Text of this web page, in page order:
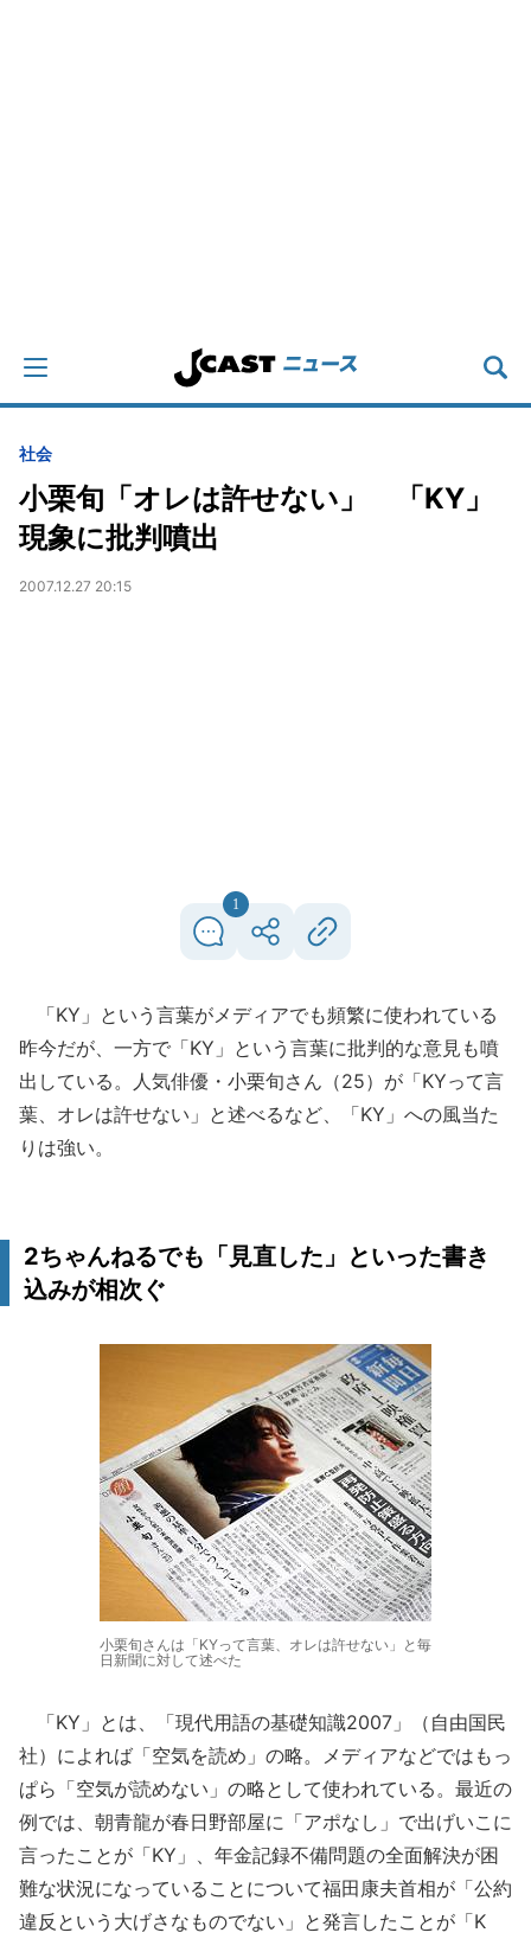
社会
小栗旬「オレは許せない」 「KY」
現象に批判噴出
2007.12.27 20:15
1
「KY」という言葉がメディアでも頻繁に使われている
昨今だが、一方で「KY」という言葉に批判的な意見も噴
出している。人気俳優・小栗旬さん（25）が「KYって言
葉、オレは許せない」と述べるなど、「KY」への風当た
りは強い。
2ちゃんねるでも「見直した」といった書き
込みが相次ぐ
小栗旬さんは「KYって言葉、オレは許せない」と毎
日新聞に対して述べた
「KY」とは、「現代用語の基礎知識2007」（自由国民
社）によれば「空気を読め」の略。メディアなどではもっ
ぱら「空気が読めない」の略として使われている。最近の
例では、朝青龍が春日野部屋に「アポなし」で出げいこに
言ったことが「KY」、年金記録不備問題の全面解決が困
難な状況になっていることについて福田康夫首相が「公約
違反という大げさなものでない」と発言したことが「K